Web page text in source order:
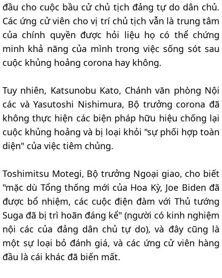
đầu cho cuộc bầu cử chủ tịch đảng tự do dân chủ.
Các ứng cử viên cho vị trí chủ tịch vẫn là trung tâm
của chính quyền được hỏi liệu họ có thể chứng
minh khả năng của mình trong việc sống sót sau
cuộc khủng hoảng corona hay không.
Tuy nhiên, Katsunobu Kato, Chánh văn phòng Nội
các và Yasutoshi Nishimura, Bộ trưởng corona đã
không thực hiện các biện pháp hữu hiệu chống lại
cuộc khủng hoảng và bị loại khỏi "sự phối hợp toàn
diện" của việc tiêm chủng.
Toshimitsu Motegi, Bộ trưởng Ngoại giao, cho biết
"mặc dù Tổng thống mới của Hoa Kỳ, Joe Biden đã
được bổ nhiệm, các cuộc điện đàm với Thủ tướng
Suga đã bị trì hoãn đáng kể" (người có kinh nghiệm
nội các của đảng dân chủ tự do), và đây cũng là
một sự loại bỏ đánh giá, và các ứng cử viên hàng
đầu là cái khác đã biến mất.